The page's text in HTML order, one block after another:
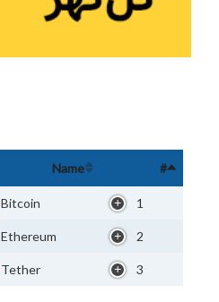
#
Name
1
Bitcoin
2
Ethereum
3
Tether